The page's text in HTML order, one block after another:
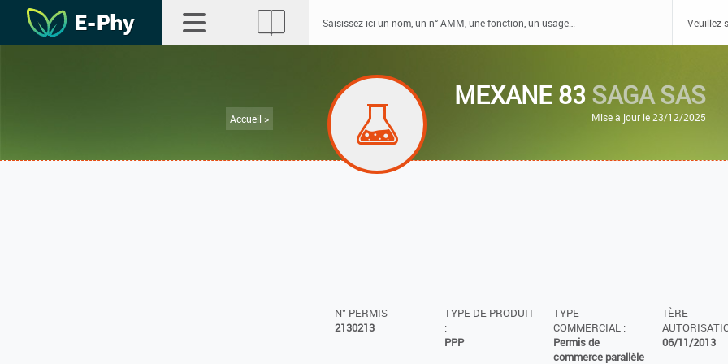
Accueil >
MEXANE 83SAGA SAS
Mise à jour le 23/12/2025
N° PERMIS
2130213
TYPE DE PRODUIT
:
PPP
TYPE
COMMERCIAL :
Permis de
commerce parallèle
1ÈRE
06/11/2013